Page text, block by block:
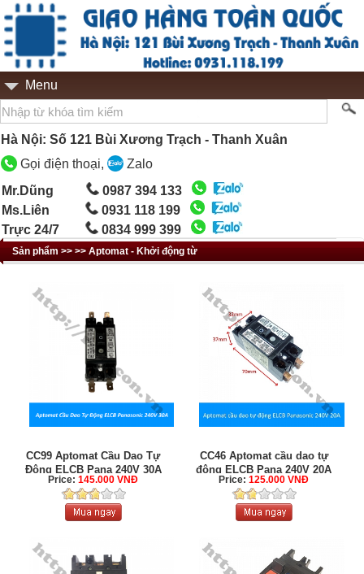
Menu
Hà Nội: Số 121 Bùi Xương Trạch - Thanh Xuân
Gọi điện thoại,
Zalo
Mr.Dũng
0987 394 133
Ms.Liên
0931 118 199
Trực 24/7
0834 999 399
Sản phẩm >> >> Aptomat - Khởi động từ
CC99 Aptomat Cầu Dao Tự
Động ELCB Pana 240V 30A
Price:145.000 VNĐ
CC46 Aptomat cầu dao tự
động ELCB Pana 240V 20A
Price:125.000 VNĐ